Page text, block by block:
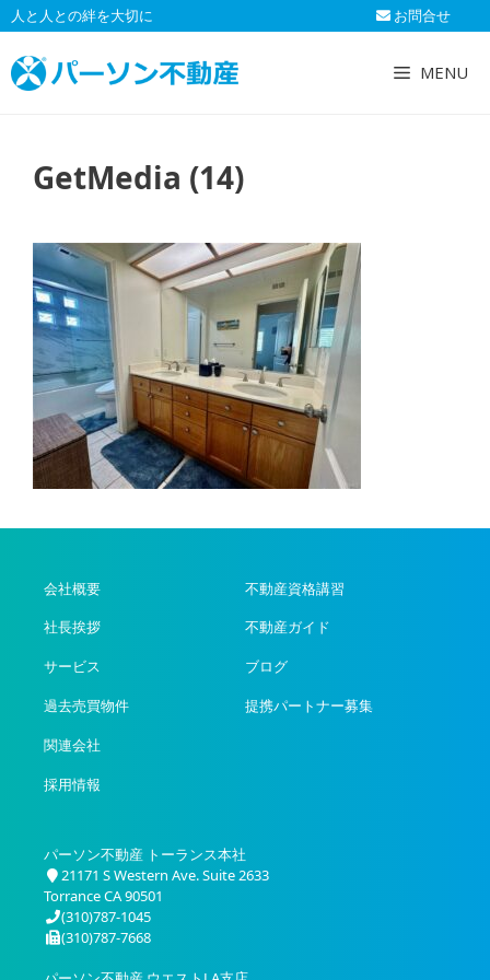
コ
ン
テ
ン
人と人との絆を大切に お問合せ
MENU
GetMedia (14)
会社概要
社長挨拶
サービス
過去売買物件
関連会社
採用情報
不動産資格講習
不動産ガイド
ブログ
提携パートナー募集
パーソン不動産 トーランス本社
21171 S Western Ave. Suite 2633
Torrance CA 90501
(310)787-1045
(310)787-7668